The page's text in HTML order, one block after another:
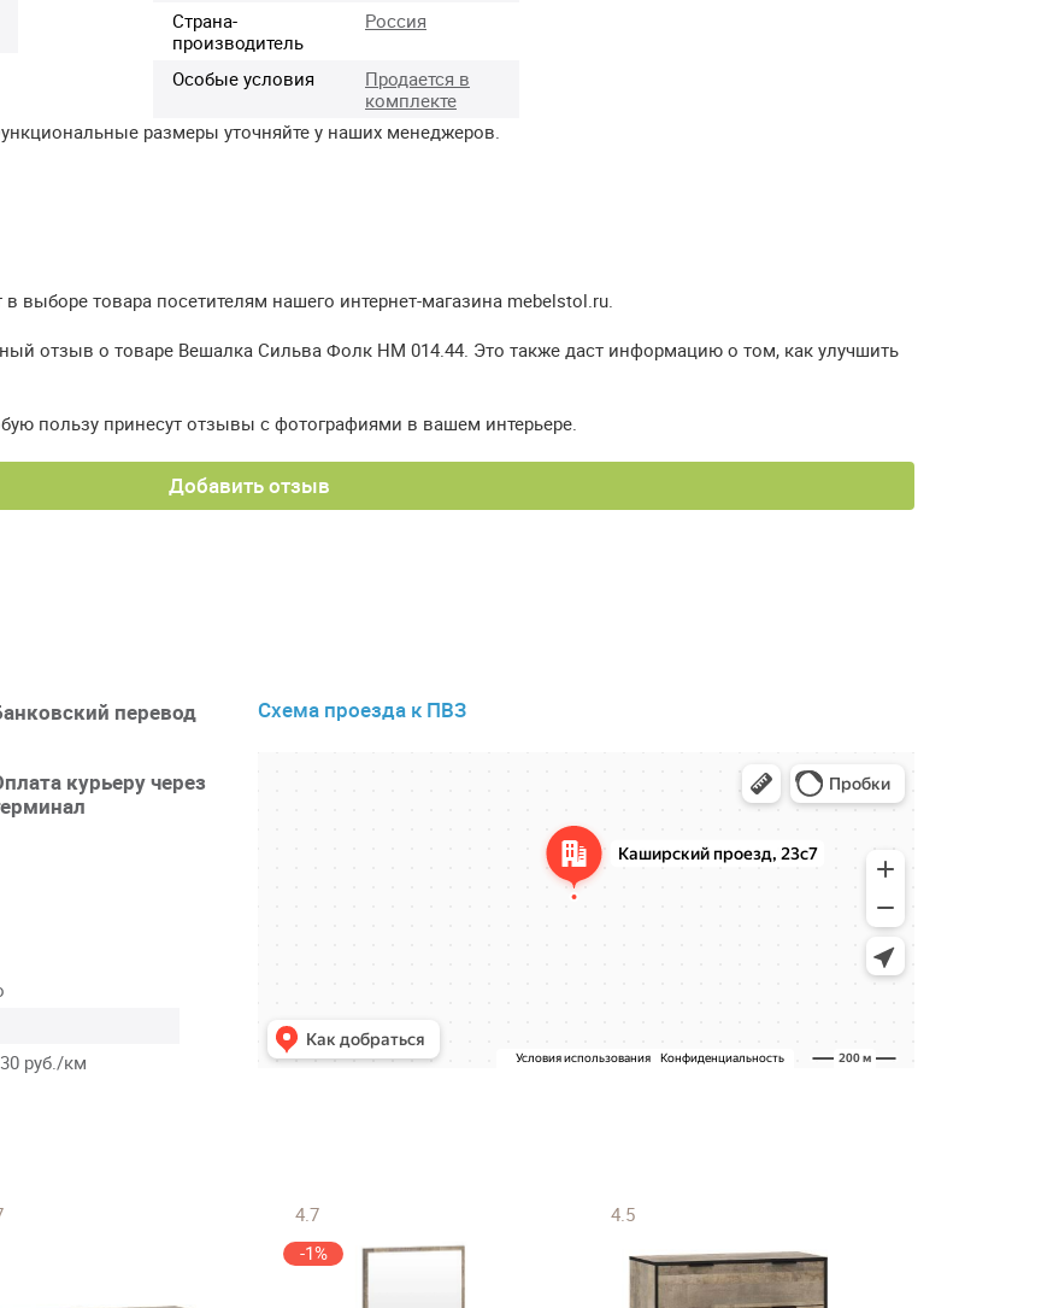
Страна-
производитель
Россия
Особые условия
Продается в
комплекте
размеры уточняйте у наших менеджеров.
товара посетителям нашего интернет-магазина mebelstol.ru.
отзыв о товаре Вешалка Сильва Фолк НМ 014.44. Это также даст информацию о том, как улучшить
пользу принесут отзывы с фотографиями в вашем интерьере.
Добавить отзыв
перевод
курьеру через
руб./км
Схема проезда к ПВЗ
4.7
-1%
4.5